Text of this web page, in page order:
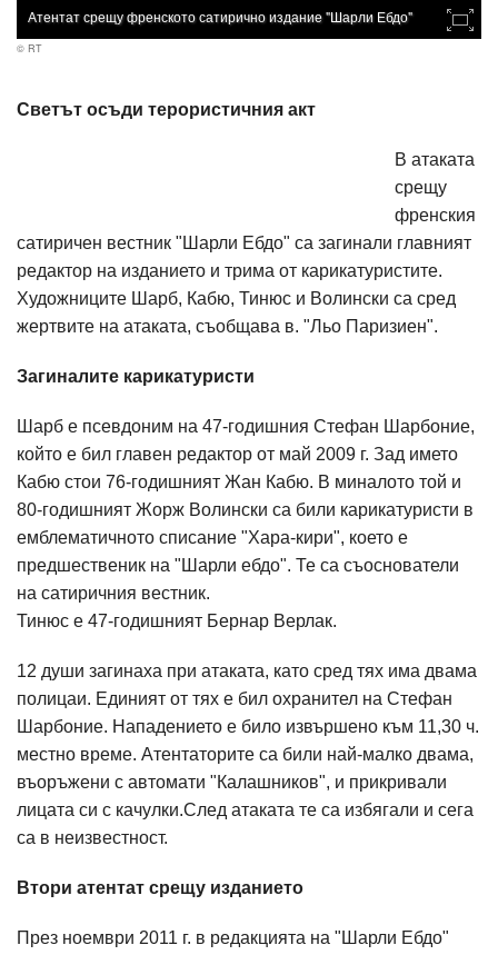
Атентат срещу френското сатирично издание "Шарли Ебдо"
© RT
Светът осъди терористичния акт
В атаката
срещу
френския
сатиричен вестник "Шарли Ебдо" са загинали главният
редактор на изданието и трима от карикатуристите.
Художниците Шарб, Кабю, Тинюс и Волински са сред
жертвите на атаката, съобщава в. "Льо Паризиен".
Загиналите карикатуристи
Шарб е псевдоним на 47-годишния Стефан Шарбоние,
който е бил главен редактор от май 2009 г. Зад името
Кабю стои 76-годишният Жан Кабю. В миналото той и
80-годишният Жорж Волински са били карикатуристи в
емблематичното списание "Хара-кири", което е
предшественик на "Шарли ебдо". Те са съоснователи
на сатиричния вестник.
Тинюс е 47-годишният Бернар Верлак.
12 души загинаха при атаката, като сред тях има двама
полицаи. Единият от тях е бил охранител на Стефан
Шарбоние. Нападението е било извършено към 11,30 ч.
местно време. Атентаторите са били най-малко двама,
въоръжени с автомати "Калашников", и прикривали
лицата си с качулки.След атаката те са избягали и сега
са в неизвестност.
Втори атентат срещу изданието
През ноември 2011 г. в редакцията на "Шарли Ебдо"